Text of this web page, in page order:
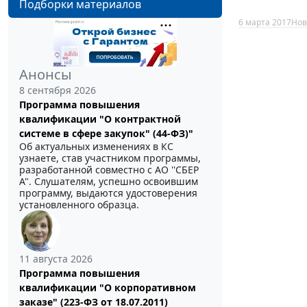
Подборки материалов
Анонсы
8 сентября 2026
Программа повышения
квалификации "О контрактной
системе в сфере закупок" (44-ФЗ)"
Об актуальных изменениях в КС
узнаете, став участником программы,
разработанной совместно с АО ''СБЕР
А". Слушателям, успешно освоившим
программу, выдаются удостоверения
установленного образца.
11 августа 2026
Программа повышения
квалификации "О корпоративном
заказе" (223-ФЗ от 18.07.2011)
6 марта 2017